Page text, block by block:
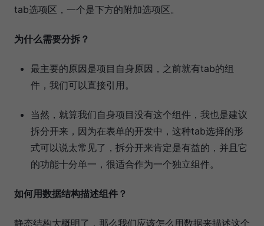
tab选项区，一个是下方的附加选项区。
为什么需要分拆？
最主要的原因是项目自身原因，之前就有tab的组
件，我们可以直接引用。
当然，就算我们自身项目没有这个组件，我也是建议
拆分开来，因为在表单的开发中，这种tab选择的形
式可以说太常见了，拆分开来肯定是有益的，并且它
的功能十分单一，很适合作为一个独立组件。
如何用数据结构描述组件？
静态结构大概明了，那么我们应该怎么用数据来描述这个